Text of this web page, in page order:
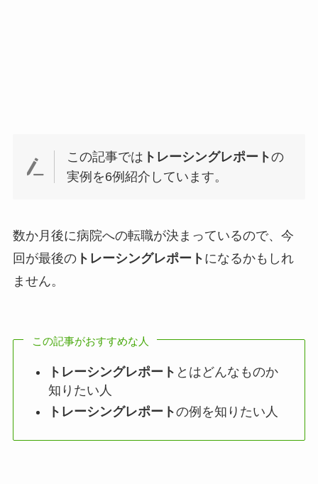
この記事では トレーシングレポートの
実例を6例紹介しています。
数か月後に病院への転職が決まっているので、今
回が最後のトレーシングレポート になるかもしれ
ません。
この記事がおすすめな人
トレーシングレポート とはどんなものか
知りたい人
トレーシングレポートの例を知りたい人